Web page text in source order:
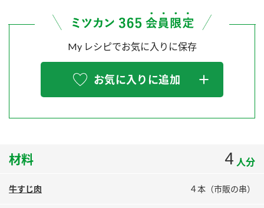
炊き込みご飯の素 米飯用調味液
Fibee
三ツ判山吹
スペシャルサイト
お酢を知ろう！
すしラボ
納豆の豆知識
MIM（ミツカンミュージアム）
お客様の声をいかしました
販売終了製品のご案内
よくあるご質問
ミツカン公式通販
My レシピでお気に入りに保存
お気に入りに追加
材料 4 人分
牛すじ肉 ４本（市販の串）